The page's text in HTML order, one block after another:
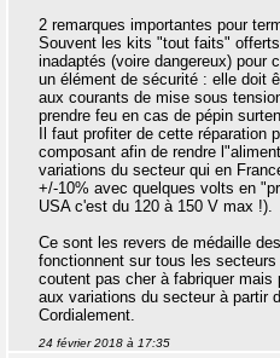
2 remarques importantes pour
Souvent les kits "tout faits"
inadaptés (voire dangereux) pour
un élément de sécurité : elle doit
aux courants de mise sous
prendre feu en cas de pépin
Il faut profiter de cette réparation
composant afin de rendre
variations du secteur qui en
+/-10% avec quelques volts en
USA c'est du 120 à 150 V max !).
Ce sont les revers de médaille
fonctionnent sur tous les
coutent pas cher à fabriquer
aux variations du secteur à partir
Cordialement.
24 février 2018 à 17:35